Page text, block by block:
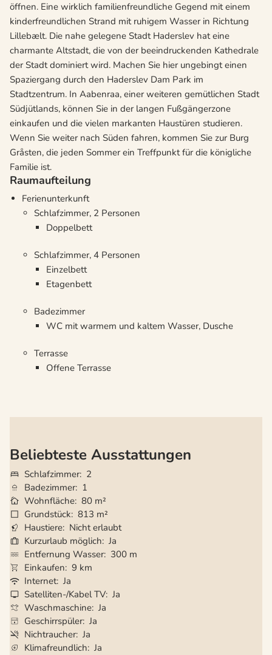
öffnen. Eine wirklich familienfreundliche Gegend mit einem
kinderfreundlichen Strand mit ruhigem Wasser in Richtung
Lillebælt. Die nahe gelegene Stadt Haderslev hat eine
charmante Altstadt, die von der beeindruckenden Kathedrale
der Stadt dominiert wird. Machen Sie hier ungebingt einen
Spaziergang durch den Haderslev Dam Park im
Stadtzentrum. In Aabenraa, einer weiteren gemütlichen Stadt
Südjütlands, können Sie in der langen Fußgängerzone
einkaufen und die vielen markanten Haustüren studieren.
Wenn Sie weiter nach Süden fahren, kommen Sie zur Burg
Gråsten, die jeden Sommer ein Treffpunkt für die königliche
Familie ist.
Raumaufteilung
Ferienunterkunft
Schlafzimmer, 2 Personen
Doppelbett
Schlafzimmer, 4 Personen
Einzelbett
Etagenbett
Badezimmer
WC mit warmem und kaltem Wasser, Dusche
Terrasse
Offene Terrasse
Beliebteste Ausstattungen
Schlafzimmer 2
Badezimmer 1
Wohnfläche 80 m²
Grundstück 813 m²
Haustiere Nicht erlaubt
Kurzurlaub möglich Ja
Entfernung Wasser 300 m
Einkaufen 9 km
Internet Ja
Satelliten-/Kabel TV Ja
Waschmaschine Ja
Geschirrspüler Ja
Nichtraucher Ja
Klimafreundlich Ja